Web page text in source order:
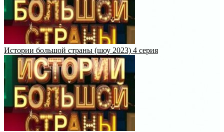
Истории большой страны (шоу 2023) 4 серия